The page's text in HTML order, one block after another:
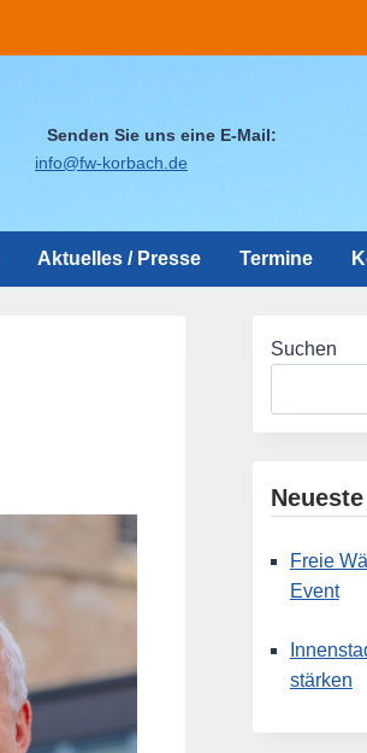
Senden Sie uns eine E-Mail:
info@fw-korbach.de
Aktuelles / Presse Termine
Suchen
Freie
Event
stärken